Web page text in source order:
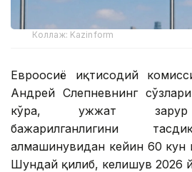
Коллаж: Kazinform
Евроосиё иқтисодий
Андрей Слепневнинг
кўра, ҳужжат зарур
бажарилганлигини
алмашинувидан кейин 60 кун
Шундай қилиб, келишув 2026